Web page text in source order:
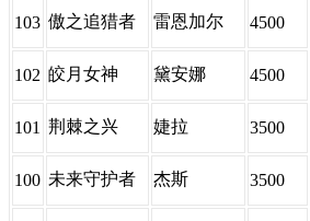
103 傲之追猎者 雷恩加尔 4500
102 皎月女神 黛安娜 4500
101 荆棘之兴 婕拉 3500
100 未来守护者 杰斯 3500